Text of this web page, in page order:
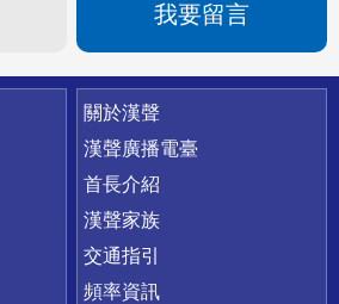
我要留言
關於漢聲
漢聲廣播電臺
首長介紹
漢聲家族
交通指引
頻率資訊